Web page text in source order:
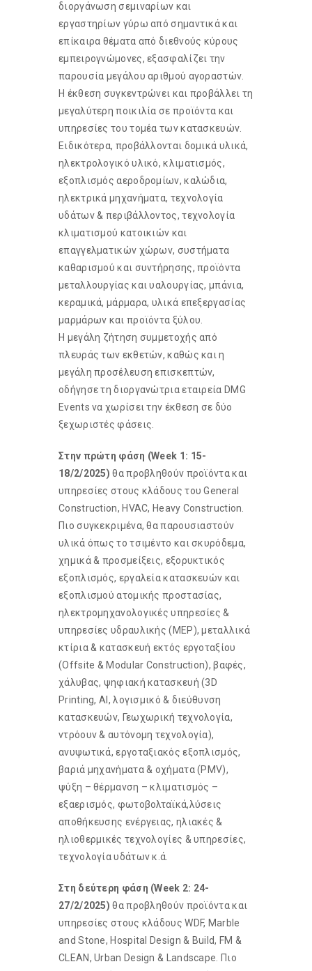
διοργάνωση σεμιναρίων και
εργαστηρίων γύρω από σημαντικά και
επίκαιρα θέματα από διεθνούς κύρους
εμπειρογνώμονες, εξασφαλίζει την
παρουσία μεγάλου αριθμού αγοραστών.
Η έκθεση συγκεντρώνει και προβάλλει τη
μεγαλύτερη ποικιλία σε προϊόντα και
υπηρεσίες του τομέα των κατασκευών.
Ειδικότερα, προβάλλονται δομικά υλικά,
ηλεκτρολογικό υλικό, κλιματισμός,
εξοπλισμός αεροδρομίων, καλώδια,
ηλεκτρικά μηχανήματα, τεχνολογία
υδάτων & περιβάλλοντος, τεχνολογία
κλιματισμού κατοικιών και
επαγγελματικών χώρων, συστήματα
καθαρισμού και συντήρησης, προϊόντα
μεταλλουργίας και υαλουργίας, μπάνια,
κεραμικά, μάρμαρα, υλικά επεξεργασίας
μαρμάρων και προϊόντα ξύλου.
Η μεγάλη ζήτηση συμμετοχής από
πλευράς των εκθετών, καθώς και η
μεγάλη προσέλευση επισκεπτών,
οδήγησε τη διοργανώτρια εταιρεία DMG
Events να χωρίσει την έκθεση σε δύο
ξεχωριστές φάσεις.
Στην πρώτη φάση (Week 1: 15-
18/2/2025) θα προβληθούν προϊόντα και
υπηρεσίες στους κλάδους του General
Construction, HVAC, Heavy Construction.
Πιο συγκεκριμένα, θα παρουσιαστούν
υλικά όπως το τσιμέντο και σκυρόδεμα,
χημικά & προσμείξεις, εξορυκτικός
εξοπλισμός, εργαλεία κατασκευών και
εξοπλισμού ατομικής προστασίας,
ηλεκτρομηχανολογικές υπηρεσίες &
υπηρεσίες υδραυλικής (ΜΕΡ), μεταλλικά
κτίρια & κατασκευή εκτός εργοταξίου
(Offsite & Modular Construction), βαφές,
χάλυβας, ψηφιακή κατασκευή (3D
Printing, AI, λογισμικό & διεύθυνση
κατασκευών, Γεωχωρική τεχνολογία,
ντρόουν & αυτόνομη τεχνολογία),
ανυψωτικά, εργοταξιακός εξοπλισμός,
βαριά μηχανήματα & οχήματα (PMV),
ψύξη – θέρμανση – κλιματισμός –
εξαερισμός, φωτοβολταϊκά,λύσεις
αποθήκευσης ενέργειας, ηλιακές &
ηλιοθερμικές τεχνολογίες & υπηρεσίες,
τεχνολογία υδάτων κ.ά.
Στη δεύτερη φάση (Week 2: 24-
27/2/2025) θα προβληθούν προϊόντα και
υπηρεσίες στους κλάδους WDF, Marble
and Stone, Hospital Design & Build, FM &
CLEAN, Urban Design & Landscape. Πιο